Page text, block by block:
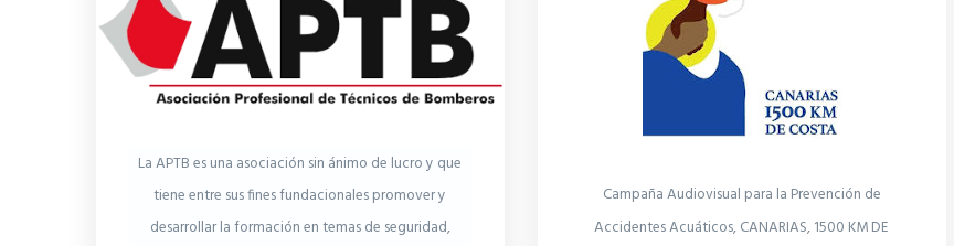
La APTB es una asociación sin ánimo de lucro y que
tiene entre sus fines fundacionales promover y
desarrollar la formación en temas de seguridad,
Campaña Audiovisual para la Prevención de
Accidentes Acuáticos, CANARIAS, 1500 KM DE